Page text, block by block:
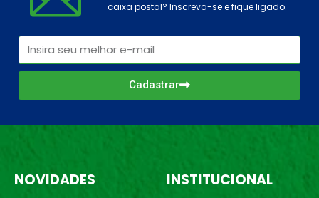
caixa postal? Inscreva-se e fique ligado.
Cadastrar
NOVIDADES INSTITUCIONAL